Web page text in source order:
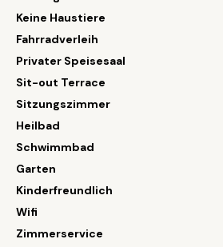
Keine Haustiere
Fahrradverleih
Privater Speisesaal
Sit-out Terrace
Sitzungszimmer
Heilbad
Schwimmbad
Garten
Kinderfreundlich
Wifi
Zimmerservice